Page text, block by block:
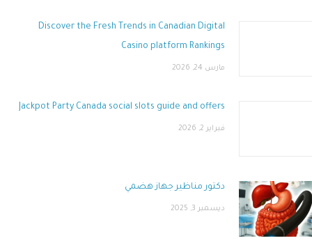
Discover the Fresh Trends in Canadian Digital
Casino platform Rankings
مارس 24, 2026
Jackpot Party Canada social slots guide and offers
فبراير 2, 2026
دكتور مناظير جهاز هضمي
ديسمبر 3, 2025